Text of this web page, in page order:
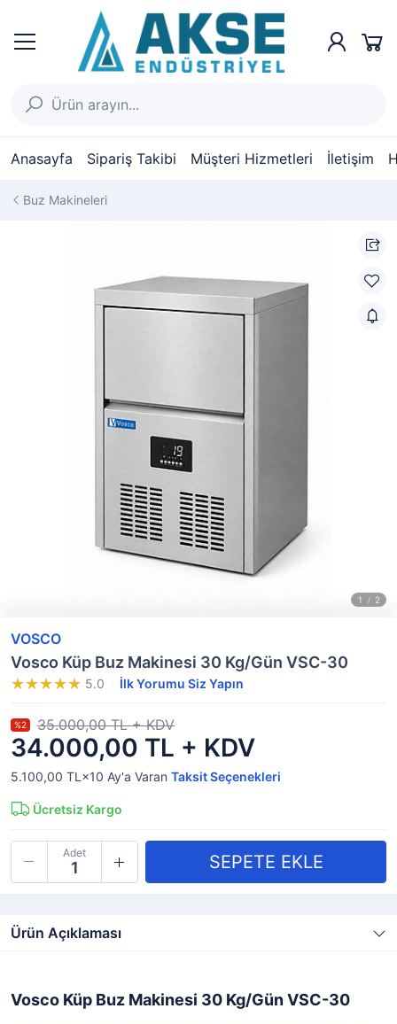
Anasayfa Sipariş Takibi Müşteri Hizmetleri İletişim
Buz Makineleri
VOSCO
Vosco Küp Buz Makinesi 30 Kg/Gün VSC-30
5.0 İlk Yorumu Siz Yapın
34.000,00 TL + KDV
%2 35.000,00 TL + KDV
5.100,00 TL×10 Ay'a Varan Taksit Seçenekleri
Ücretsiz Kargo
Adet
Ürün Açıklaması
Vosco Küp Buz Makinesi 30 Kg/Gün VSC-30